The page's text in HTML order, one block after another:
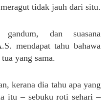
tidak jauh dari situ.
gandum, dan suasana
mendapat tahu bahawa
yang sama.
kerana dia tahu apa yang
itu – sebuku roti sehari –